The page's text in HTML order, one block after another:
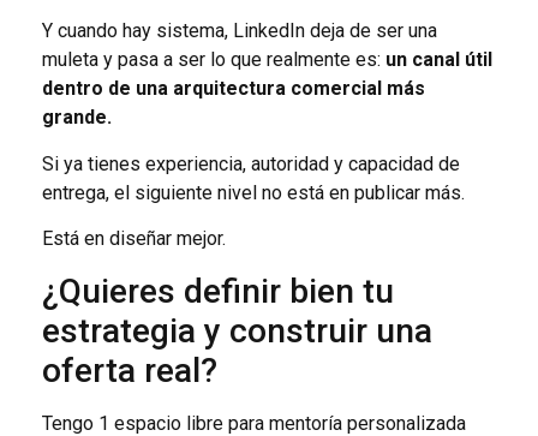
Y cuando hay sistema, LinkedIn deja de ser una
muleta y pasa a ser lo que realmente es: un canal útil
dentro de una arquitectura comercial más
grande.
Si ya tienes experiencia, autoridad y capacidad de
entrega, el siguiente nivel no está en publicar más.
Está en diseñar mejor.
¿Quieres definir bien tu
estrategia y construir una
oferta real?
Tengo 1 espacio libre para mentoría personalizada